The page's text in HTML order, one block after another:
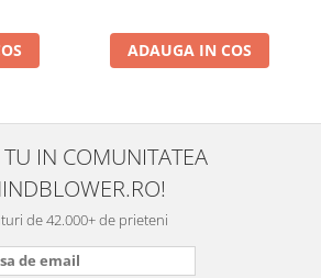
ADAUGA IN COS
IN COMUNITATEA
de 42.000+ de prieteni